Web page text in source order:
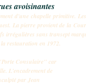
avoisinantes
d'une chapelle primitive.
La pierre provient de la
sans transept
restauration en 1972.
Consulaire" car
L'encadrement de
par Jean